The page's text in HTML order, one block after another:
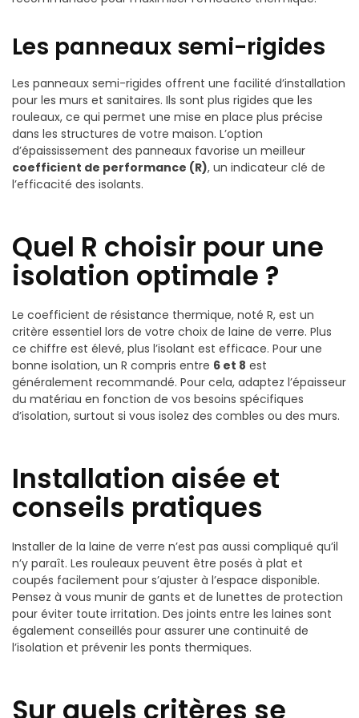
Les panneaux semi-rigides
Les panneaux semi-rigides offrent une facilité d’installation
pour les murs et sanitaires. Ils sont plus rigides que les
rouleaux, ce qui permet une mise en place plus précise
dans les structures de votre maison. L’option
d’épaississement des panneaux favorise un meilleur
coefficient de performance (R), un indicateur clé de
l’efficacité des isolants.
Quel R choisir pour une
isolation optimale ?
Le coefficient de résistance thermique, noté R, est un
critère essentiel lors de votre choix de laine de verre. Plus
ce chiffre est élevé, plus l’isolant est efficace. Pour une
bonne isolation, un R compris entre 6 et 8 est
généralement recommandé. Pour cela, adaptez l’épaisseur
du matériau en fonction de vos besoins spécifiques
d’isolation, surtout si vous isolez des combles ou des murs.
Installation aisée et
conseils pratiques
Installer de la laine de verre n’est pas aussi compliqué qu’il
n’y paraît. Les rouleaux peuvent être posés à plat et
coupés facilement pour s’ajuster à l’espace disponible.
Pensez à vous munir de gants et de lunettes de protection
pour éviter toute irritation. Des joints entre les laines sont
également conseillés pour assurer une continuité de
l’isolation et prévenir les ponts thermiques.
Sur quels critères se